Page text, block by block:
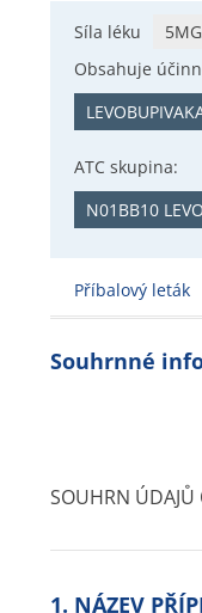
Síla léku
Obsahuje
ATC skupina:
N01BB10
Příbalový leták
Souhrnné
SOUHRN ÚDAJŮ
1. NÁZEV